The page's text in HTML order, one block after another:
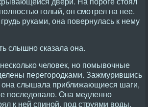
голый, он смотрел на нее.
руками, она повернулась к нему
слышно сказала она.
человек, но помывочные
перегородками. Зажмурившись
она слышала приближающиеся шаги,
последовало. Она медленно
к ней спиной, под струями воды,